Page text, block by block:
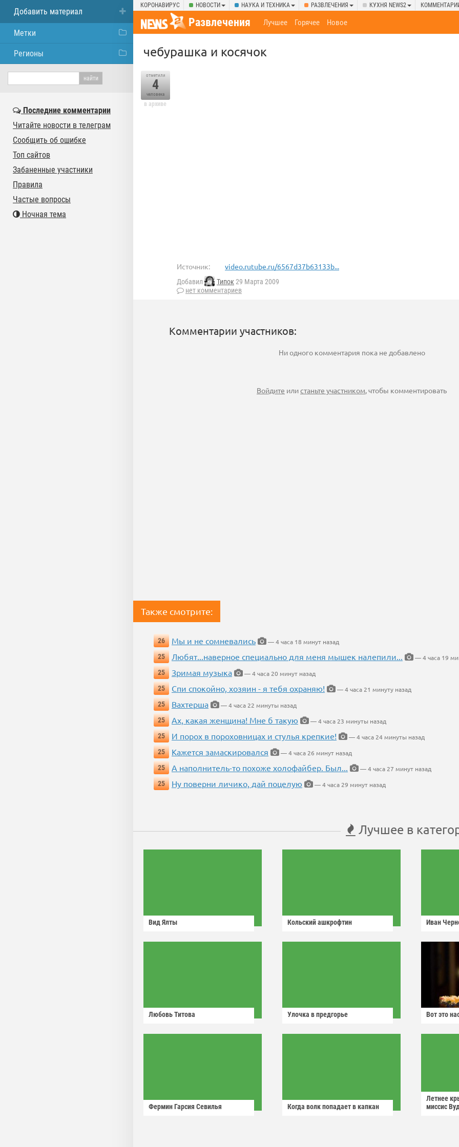
КОРОНАВИРУС НОВОСТИ НАУКА И ТЕХНИКА РАЗВЛЕЧЕНИЯ КУХНЯ NEWS2
Развлечения Лучшее Горячее Новое
чебурашка и косячок
отметили
4
человека
в архиве
Источник: video.rutube.ru/6567d37b63133b...
Добавил Типок 29 Марта 2009
нет комментариев
Комментарии участников:
Ни одного комментария пока не добавлено
Войдите илистаньте участником, чтобы комментировать
Также смотрите:
26 Мы и не сомневались
— 4 часа 18 минут назад
25
Любят...наверное специально для меня мышек налепили...
— 4 часа 19
25
Зримая музыка
— 4 часа 20 минут назад
25
Спи спокойно, хозяин - я тебя охраняю!
— 4 часа 21 минуту назад
25
Вахтерша
— 4 часа 22 минуты назад
25
Ах, какая женщина! Мне б такую
— 4 часа 23 минуты назад
25
И порох в пороховницах и стулья крепкие!
— 4 часа 24 минуты назад
25
Кажется замаскировался
— 4 часа 26 минут назад
25
А наполнитель-то похоже холофайбер. Был...
— 4 часа 27 минут назад
25
Ну поверни личико, дай поцелую — 4 часа 29 минут назад
Лучшее в
Вид Ялты Кольский ашкрофтин Иван
Любовь Титова Улочка в предгорье Вот это
Фермин Гарсия Севилья Когда волк попадает в капкан
Летнее
миссис
Добавить материал
Метки
Регионы
Последние комментарии
Читайте новости в телеграм
Сообщить об ошибке
Топ сайтов
Забаненные участники
Правила
Частые вопросы
Ночная тема